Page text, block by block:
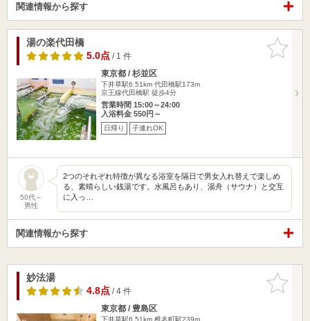
関連情報から探す
お気に入
りに追加
湯の楽代田橋
5.0点/ 1 件
東京都 / 杉並区
下井草駅6.51km 代田橋駅173m
京王線代田橋駅 徒歩4分
営業時間 15:00～24:00
入浴料金 550円～
日帰り 子連れOK
50代～
男性
2つのそれぞれ特徴が異なる浴室を隔日で男女入れ替えで楽しめ
る、素晴らしい銭湯です。水風呂もあり、湯舟（サウナ）と交互
に入っ…
関連情報から探す
お気に入
りに追加
妙法湯
4.8点/ 4 件
東京都 / 豊島区
下井草駅6.51km 椎名町駅239m